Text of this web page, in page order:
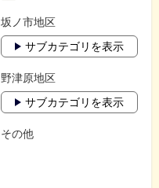
坂ノ市地区
サブカテゴリを表示
野津原地区
サブカテゴリを表示
その他